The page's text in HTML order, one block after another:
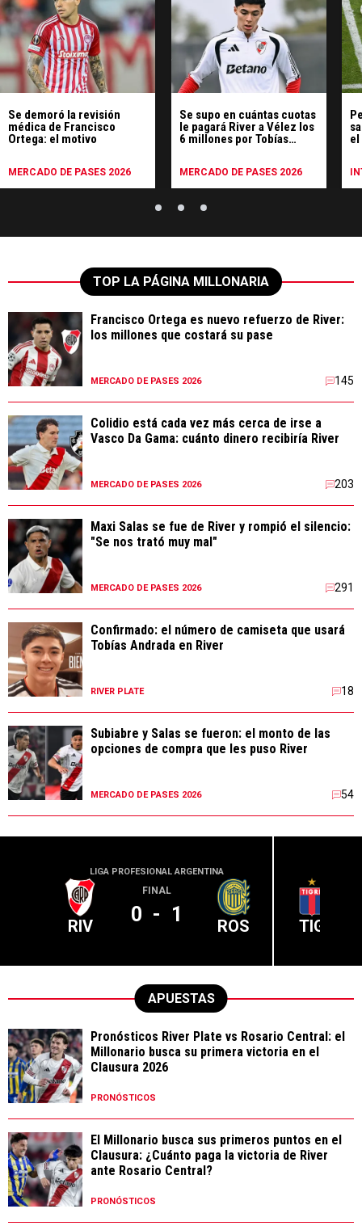
Se demoró la revisión
médica de Francisco
Ortega: el motivo
MERCADO DE PASES 2026
Se supo en cuántas cuotas
le pagará River a Vélez los
6 millones por Tobías
MERCADO DE PASES 2026
el
TOP LA PÁGINA MILLONARIA
Francisco Ortega es nuevo refuerzo de River:
los millones que costará su pase
MERCADO DE PASES 2026 145
Colidio está cada vez más cerca de irse a
Vasco Da Gama: cuánto dinero recibiría River
MERCADO DE PASES 2026 203
Maxi Salas se fue de River y rompió el silencio:
"Se nos trató muy mal"
MERCADO DE PASES 2026 291
Confirmado: el número de camiseta que usará
Tobías Andrada en River
RIVER PLATE 18
Subiabre y Salas se fueron: el monto de las
opciones de compra que les puso River
MERCADO DE PASES 2026 54
LIGA PROFESIONAL ARGENTINA
RIV
FINAL
0 - 1 ROS TIG
APUESTAS
Pronósticos River Plate vs Rosario Central: el
Millonario busca su primera victoria en el
Clausura 2026
PRONÓSTICOS
El Millonario busca sus primeros puntos en el
Clausura: ¿Cuánto paga la victoria de River
ante Rosario Central?
PRONÓSTICOS